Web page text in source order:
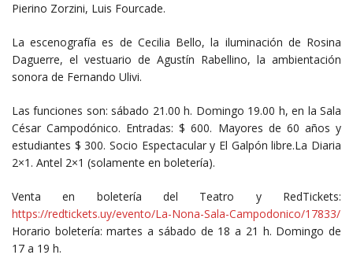
Pierino Zorzini, Luis Fourcade.
La escenografía es de Cecilia Bello, la iluminación de Rosina
Daguerre, el vestuario de Agustín Rabellino, la ambientación
sonora de Fernando Ulivi.
Las funciones son: sábado 21.00 h. Domingo 19.00 h, en la Sala
César Campodónico. Entradas: $ 600. Mayores de 60 años y
estudiantes $ 300. Socio Espectacular y El Galpón libre.La Diaria
2×1. Antel 2×1 (solamente en boletería).
Venta en boletería del Teatro y RedTickets:
https://redtickets.uy/evento/La-Nona-Sala-Campodonico/17833/
Horario boletería: martes a sábado de 18 a 21 h. Domingo de
17 a 19 h.